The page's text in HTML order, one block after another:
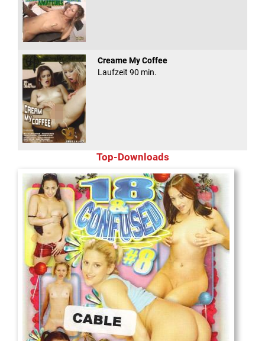
Creame My Coffee
Laufzeit 90 min.
Top-Downloads